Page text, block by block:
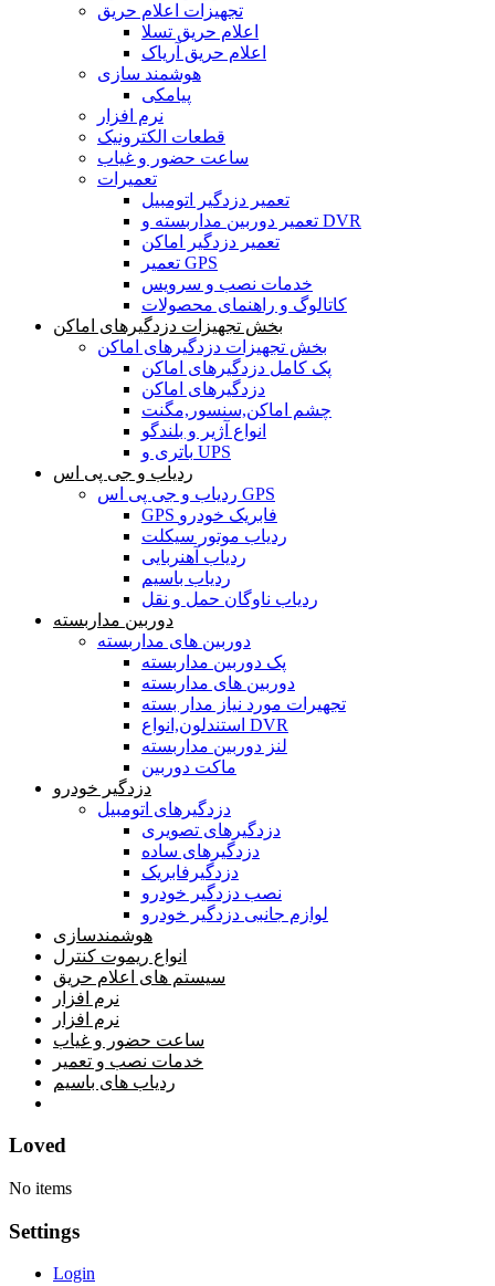
تجهیزات اعلام حریق
اعلام حریق تسلا
اعلام حریق آریاک
هوشمند سازی
پیامکی
نرم افزار
قطعات الکترونیک
ساعت حضور و غیاب
تعمیرات
تعمیر دزدگیر اتومبیل
تعمیر دوربین مداربسته و DVR
تعمیر دزدگیر اماکن
تعمیر GPS
خدمات نصب و سرویس
کاتالوگ و راهنمای محصولات
بخش تجهیزات دزدگیرهای اماکن
بخش تجهیزات دزدگیرهای اماکن
پک کامل دزدگیرهای اماکن
دزدگیرهای اماکن
چشم اماکن,سنسور,مگنت
انواع آژیر و بلندگو
باتری و UPS
ردیاب و جی پی اس
ردیاب و جی پی اس GPS
GPS فابریک خودرو
ردیاب موتور سیکلت
ردیاب آهنربایی
ردیاب باسیم
ردیاب ناوگان حمل و نقل
دوربین مداربسته
دوربین های مداربسته
پک دوربین مداربسته
دوربین های مداربسته
تجهیرات مورد نیاز مدار بسته
استندلون,انواع DVR
لنز دوربین مداربسته
ماکت دوربین
دزدگیر خودرو
دزدگیرهای اتومبیل
دزدگیرهای تصویری
دزدگیرهای ساده
دزدگیرفابریک
نصب دزدگیر خودرو
لوازم جانبی دزدگیر خودرو
هوشمندسازی
انواع ریموت کنترل
سیستم های اعلام حریق
نرم افزار
نرم افزار
ساعت حضور و غیاب
خدمات نصب و تعمیر
ردیاب های باسیم
Loved
No items
Settings
Login